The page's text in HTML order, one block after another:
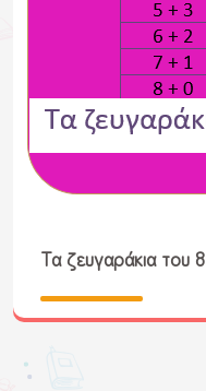
Τα ζευγαράκια του 8